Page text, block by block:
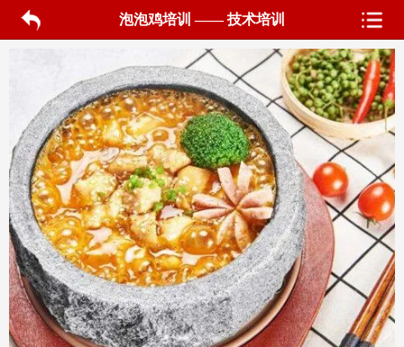
泡泡鸡培训 —— 技术培训